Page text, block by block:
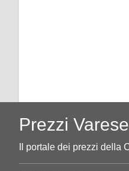
Prezzi Varese
Il portale dei prezzi della